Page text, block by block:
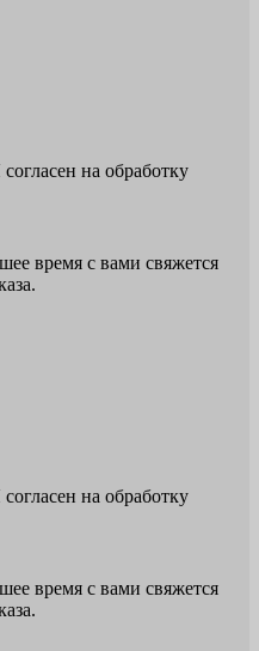
на обработку
время с вами свяжется
на обработку
время с вами свяжется